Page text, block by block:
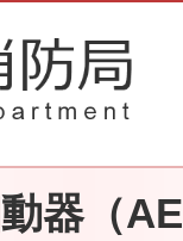
器（